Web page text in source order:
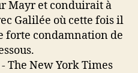
Mayr et conduirait à
Galilée où cette fois il
forte condamnation de